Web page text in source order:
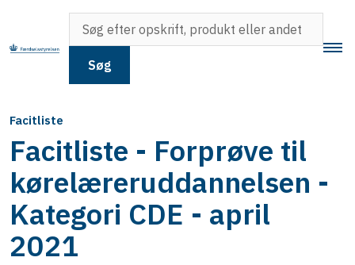
Søg
Facitliste
Facitliste - Forprøve til
kørelæreruddannelsen -
Kategori CDE - april
2021